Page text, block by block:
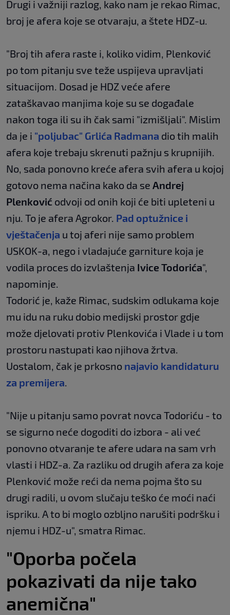
Drugi i važniji razlog, kako nam je rekao Rimac,
broj je afera koje se otvaraju, a štete HDZ-u.
"Broj tih afera raste i, koliko vidim, Plenković
po tom pitanju sve teže uspijeva upravljati
situacijom. Dosad je HDZ veće afere
zataškavao manjima koje su se događale
nakon toga ili su ih čak sami "izmišljali". Mislim
da je i "poljubac" Grlića Radmana dio tih malih
afera koje trebaju skrenuti pažnju s krupnijih.
No, sada ponovno kreće afera svih afera u kojoj
gotovo nema načina kako da se Andrej
Plenković odvoji od onih koji će biti upleteni u
nju. To je afera Agrokor. Pad optužnice i
vještačenja u toj aferi nije samo problem
USKOK-a, nego i vladajuće garniture koja je
vodila proces do izvlaštenja Ivice Todorića",
napominje.
Todorić je, kaže Rimac, sudskim odlukama koje
mu idu na ruku dobio medijski prostor gdje
može djelovati protiv Plenkovića i Vlade i u tom
prostoru nastupati kao njihova žrtva.
Uostalom, čak je prkosno najavio kandidaturu
za premijera.
"Nije u pitanju samo povrat novca Todoriću - to
se sigurno neće dogoditi do izbora - ali već
ponovno otvaranje te afere udara na sam vrh
vlasti i HDZ-a. Za razliku od drugih afera za koje
Plenković može reći da nema pojma što su
drugi radili, u ovom slučaju teško će moći naći
ispriku. A to bi moglo ozbljno narušiti podršku i
njemu i HDZ-u", smatra Rimac.
"Oporba počela
pokazivati da nije tako
anemična"